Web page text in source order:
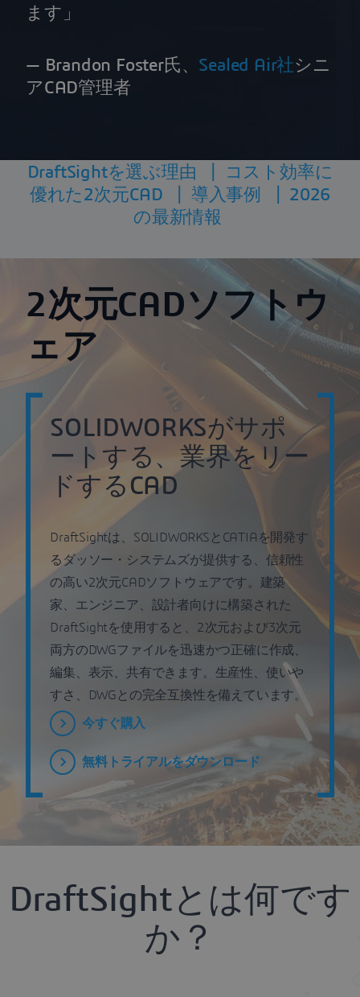
ます」
— Brandon Foster氏、 Sealed Air社シニ
アCAD管理者
DraftSightを選ぶ理由
コスト効率に
優れた2次元CAD
導入事例
2026
の最新情報
2次元CADソフトウ
ェア
SOLIDWORKSがサポ
ートする、業界をリー
ドするCAD
DraftSightは、SOLIDWORKSとCATIAを開発す
るダッソー・システムズが提供する、信頼性
の高い2次元CADソフトウェアです。建築
家、エンジニア、設計者向けに構築された
DraftSightを使用すると、2次元および3次元
両方のDWGファイルを迅速かつ正確に作成、
編集、表示、共有できます。生産性、使いや
すさ、DWGとの完全互換性を備えています。
今すぐ購入
無料トライアルをダウンロード
DraftSightとは何です
か？